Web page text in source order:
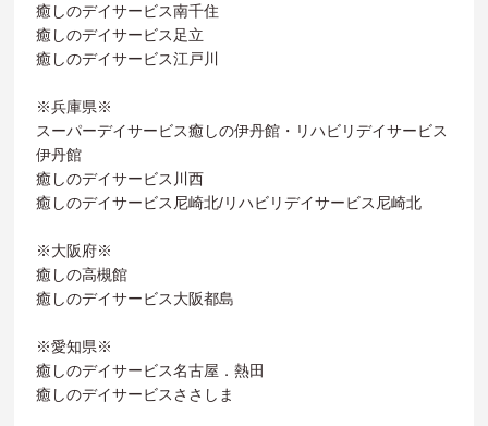
癒しのデイサービス南千住
癒しのデイサービス足立
癒しのデイサービス江戸川
※兵庫県※
スーパーデイサービス癒しの伊丹館・リハビリデイサービス
伊丹館
癒しのデイサービス川西
癒しのデイサービス尼崎北/リハビリデイサービス尼崎北
※大阪府※
癒しの高槻館
癒しのデイサービス大阪都島
※愛知県※
癒しのデイサービス名古屋．熱田
癒しのデイサービスささしま